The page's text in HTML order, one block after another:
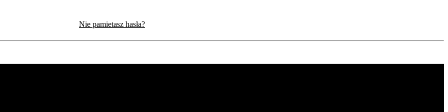
Nie pamietasz hasła?